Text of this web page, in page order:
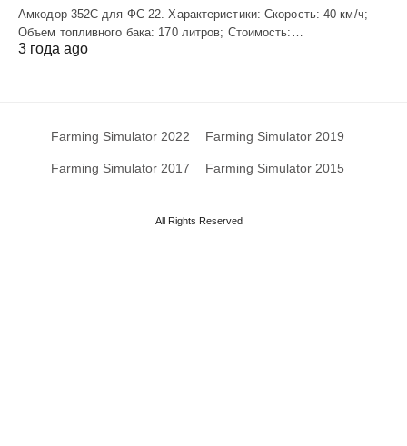
Амкодор 352С для ФС 22. Характеристики: Скорость: 40 км/ч;
Объем топливного бака: 170 литров; Стоимость:…
3 года ago
Farming Simulator 2022 Farming Simulator 2019
Farming Simulator 2017 Farming Simulator 2015
All Rights Reserved